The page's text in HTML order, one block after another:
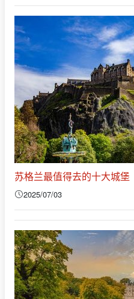
苏格兰最值得去的十大城堡
2025/07/03